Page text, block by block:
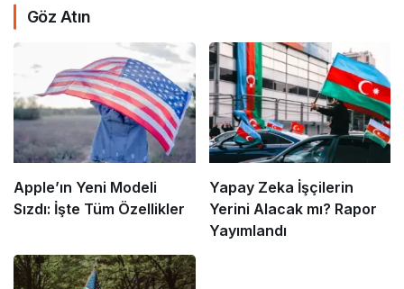
Göz Atın
Apple’ın Yeni Modeli
Sızdı: İşte Tüm Özellikler
Yapay Zeka İşçilerin
Yerini Alacak mı? Rapor
Yayımlandı